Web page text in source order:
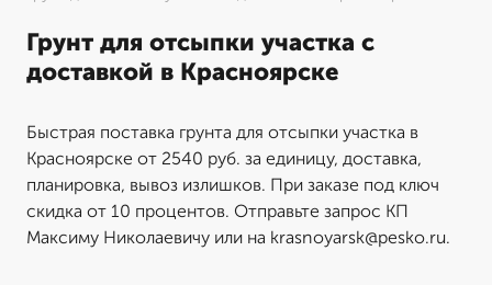
Грунт для отсыпки участка с
доставкой в Красноярске
Быстрая поставка грунта для отсыпки участка в
Красноярске от 2540 руб. за единицу, доставка,
планировка, вывоз излишков. При заказе под ключ
скидка от 10 процентов. Отправьте запрос КП
Максиму Николаевичу или на krasnoyarsk@pesko.ru.